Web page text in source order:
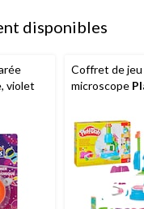
disponibles
violet
Coffret de jeu
microscope